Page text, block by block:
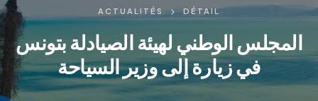
ACTUALITÉS DÉTAIL
المجلس الوطني لهيئة الصيادلة بتونس
في زيارة إلى وزير السياحة